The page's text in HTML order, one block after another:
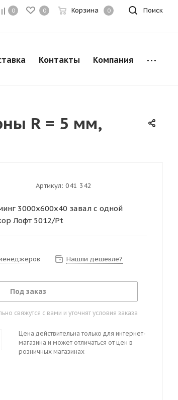
Поиск
0 0 Корзина 0
Контакты Компания
R = 5 мм,
Артикул: 041 342
3000х600х40 завал с одной
Лофт 5012/Pt
Нашли дешевле?
Под заказ
свяжутся с вами и уточнят условия заказа
Цена действительна только для интернет-
магазина и может отличаться от цен в
розничных магазинах